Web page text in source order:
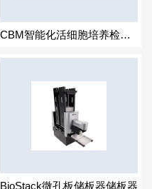
CBM智能化活细胞培养检测平台
BioStack微孔板储板器储板器